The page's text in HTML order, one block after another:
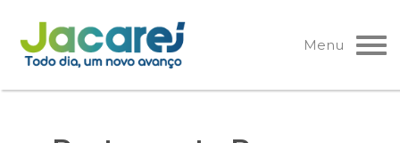
Pular
para
o
Menu